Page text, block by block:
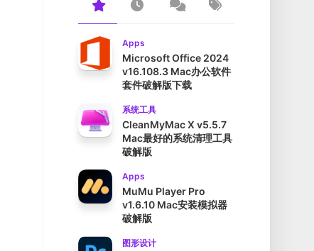
Apps
Microsoft Office 2024
v16.108.3 Mac办公软件
套件破解版下载
系统工具
CleanMyMac X v5.5.7
Mac最好的系统清理工具
破解版
Apps
MuMu Player Pro
v1.6.10 Mac安装模拟器
破解版
图形设计